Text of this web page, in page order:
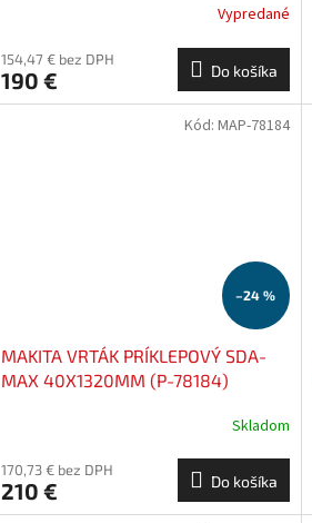
Vypredané
154,47 € bez DPH
190 € Do košíka
–24 %
MAKITA VRTÁK PRÍKLEPOVÝ SDA-
MAX 40X1320MM (P-78184)
Skladom
170,73 € bez DPH
210 € Do košíka
Kód: MAP-78184